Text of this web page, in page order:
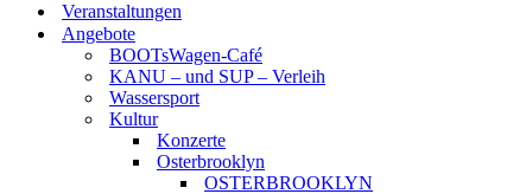
Veranstaltungen
Angebote
BOOTsWagen-Café
KANU – und SUP – Verleih
Wassersport
Kultur
Konzerte
Osterbrooklyn
OSTERBROOKLYN